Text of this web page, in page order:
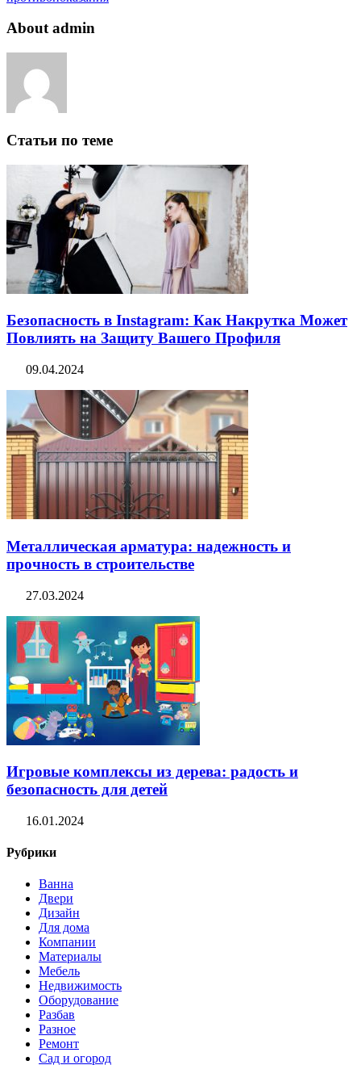
About admin
Статьи по теме
Безопасность в Instagram: Как Накрутка Может
Повлиять на Защиту Вашего Профиля
09.04.2024
Металлическая арматура: надежность и
прочность в строительстве
27.03.2024
Игровые комплексы из дерева: радость и
безопасность для детей
16.01.2024
Рубрики
Ванна
Двери
Дизайн
Для дома
Компании
Материалы
Мебель
Недвижимость
Оборудование
Разбав
Разное
Ремонт
Сад и огород